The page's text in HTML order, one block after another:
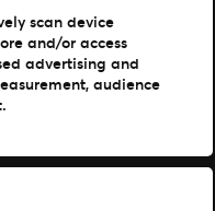
scan device
and/or access
advertising and
audience